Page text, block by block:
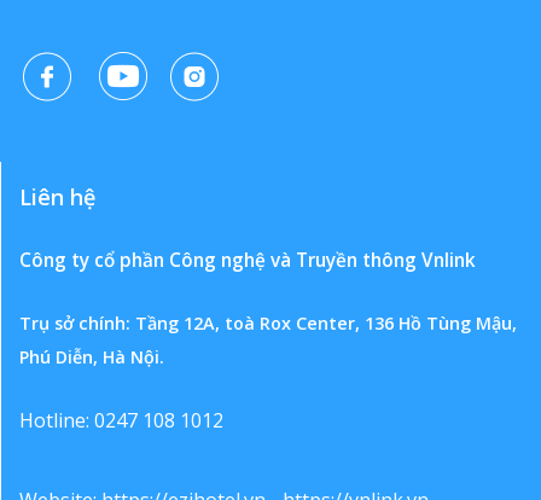
Liên hệ
Công ty cổ phần Công nghệ và Truyền thông Vnlink
Trụ sở chính: Tầng 12A, toà Rox Center, 136 Hồ Tùng Mậu,
Phú Diễn, Hà Nội.
Hotline: 0247 108 1012